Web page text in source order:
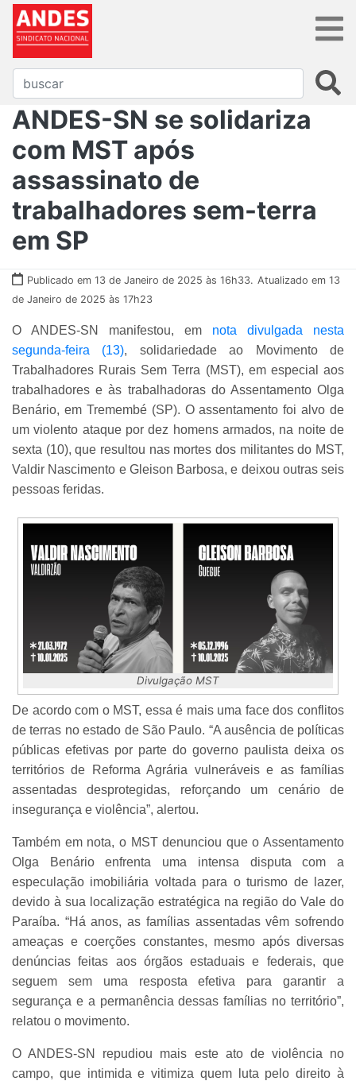
ANDES-SN se solidariza
com MST após
assassinato de
trabalhadores sem-terra
em SP
Publicado em 13 de Janeiro de 2025 às 16h33. Atualizado em 13
de Janeiro de 2025 às 17h23
O ANDES-SN manifestou, em nota divulgada nesta
segunda-feira (13), solidariedade ao Movimento de
Trabalhadores Rurais Sem Terra (MST), em especial aos
trabalhadores e às trabalhadoras do Assentamento Olga
Benário, em Tremembé (SP). O assentamento foi alvo de
um violento ataque por dez homens armados, na noite de
sexta (10), que resultou nas mortes dos militantes do MST,
Valdir Nascimento e Gleison Barbosa, e deixou outras seis
pessoas feridas.
Divulgação MST
De acordo com o MST, essa é mais uma face dos conflitos
de terras no estado de São Paulo. “A ausência de políticas
públicas efetivas por parte do governo paulista deixa os
territórios de Reforma Agrária vulneráveis e as famílias
assentadas desprotegidas, reforçando um cenário de
insegurança e violência”, alertou.
Também em nota, o MST denunciou que o Assentamento
Olga Benário enfrenta uma intensa disputa com a
especulação imobiliária voltada para o turismo de lazer,
devido à sua localização estratégica na região do Vale do
Paraíba. “Há anos, as famílias assentadas vêm sofrendo
ameaças e coerções constantes, mesmo após diversas
denúncias feitas aos órgãos estaduais e federais, que
seguem sem uma resposta efetiva para garantir a
segurança e a permanência dessas famílias no território”,
relatou o movimento.
O ANDES-SN repudiou mais este ato de violência no
campo, que intimida e vitimiza quem luta pelo direito à